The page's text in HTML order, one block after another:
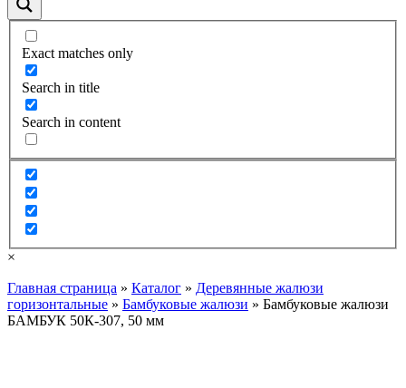
Exact matches only
Search in title
Search in content
×
Главная страница » Каталог » Деревянные жалюзи
горизонтальные » Бамбуковые жалюзи » Бамбуковые жалюзи
БАМБУК 50К-307, 50 мм